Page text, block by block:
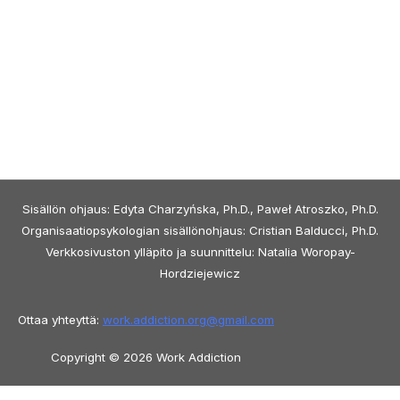
Sisällön ohjaus: Edyta Charzyńska, Ph.D., Paweł Atroszko, Ph.D.
Organisaatiopsykologian sisällönohjaus: Cristian Balducci, Ph.D.
Verkkosivuston ylläpito ja suunnittelu: Natalia Woropay-
Hordziejewicz
Ottaa yhteyttä: work.addiction.org@gmail.com
Copyright © 2026 Work Addiction